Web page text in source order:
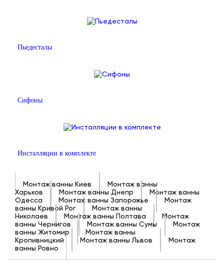
Пьедесталы
Сифоны
Инсталляции в комплекте
Монтаж ванны Киев
Монтаж ванны
Харьков
Монтаж ванны Днепр
Монтаж ванны
Одесса
Монтаж ванны Запорожье
Монтаж
ванны Кривой Рог
Монтаж ванны
Николаев
Монтаж ванны Полтава
Монтаж
ванны Чернигов
Монтаж ванны Сумы
Монтаж
ванны Житомир
Монтаж ванны
Кропивницкий
Монтаж ванны Львов
Монтаж
ванны Ровно